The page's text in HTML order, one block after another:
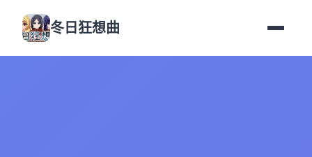
冬日狂想曲